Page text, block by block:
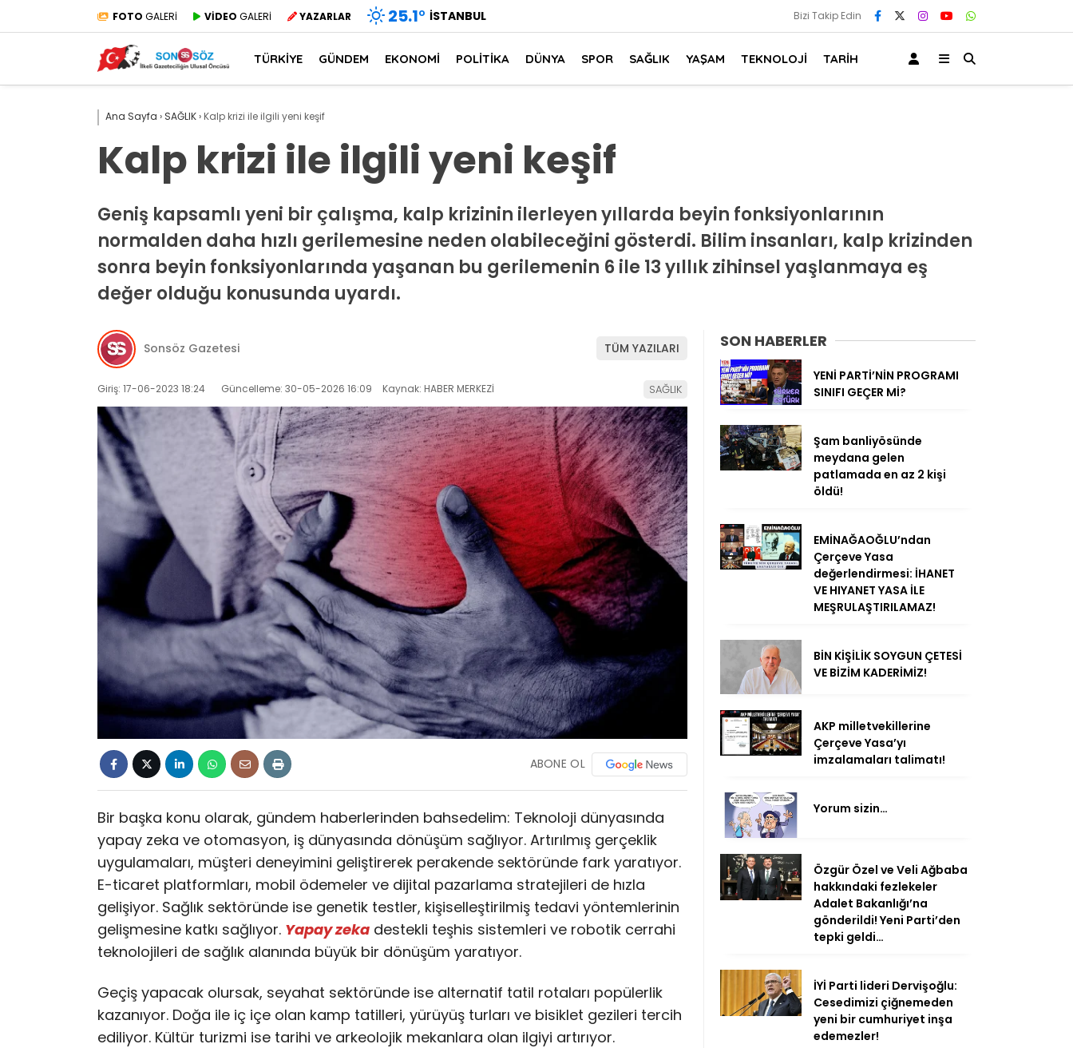
FOTO GALERİ VİDEO GALERİ YAZARLAR 25.1° İSTANBUL Bizi Takip Edin
TÜRKİYE GÜNDEM EKONOMİ POLİTİKA DÜNYA SPOR SAĞLIK YAŞAM TEKNOLOJİ TARİH
Ana Sayfa › SAĞLIK› Kalp krizi ile ilgili yeni keşif
Kalp krizi ile ilgili yeni keşif
Geniş kapsamlı yeni bir çalışma, kalp krizinin ilerleyen yıllarda beyin fonksiyonlarının
normalden daha hızlı gerilemesine neden olabileceğini gösterdi. Bilim insanları, kalp krizinden
sonra beyin fonksiyonlarında yaşanan bu gerilemenin 6 ile 13 yıllık zihinsel yaşlanmaya eş
değer olduğu konusunda uyardı.
Sonsöz Gazetesi TÜM YAZILARI
Giriş: 17-06-2023 18:24 Güncelleme: 30-05-2026 16:09 Kaynak: HABER MERKEZİ SAĞLIK
ABONE OL
Bir başka konu olarak, gündem haberlerinden bahsedelim: Teknoloji dünyasında
yapay zeka ve otomasyon, iş dünyasında dönüşüm sağlıyor. Artırılmış gerçeklik
uygulamaları, müşteri deneyimini geliştirerek perakende sektöründe fark yaratıyor.
E-ticaret platformları, mobil ödemeler ve dijital pazarlama stratejileri de hızla
gelişiyor. Sağlık sektöründe ise genetik testler, kişiselleştirilmiş tedavi yöntemlerinin
gelişmesine katkı sağlıyor. Yapay zeka destekli teşhis sistemleri ve robotik cerrahi
teknolojileri de sağlık alanında büyük bir dönüşüm yaratıyor.
Geçiş yapacak olursak, seyahat sektöründe ise alternatif tatil rotaları popülerlik
kazanıyor. Doğa ile iç içe olan kamp tatilleri, yürüyüş turları ve bisiklet gezileri tercih
ediliyor. Kültür turizmi ise tarihi ve arkeolojik mekanlara olan ilgiyi artırıyor.
SON HABERLER
YENİ PARTİ’NİN PROGRAMI
SINIFI GEÇER Mİ?
Şam banliyösünde
meydana gelen
patlamada en az 2 kişi
öldü!
EMİNAĞAOĞLU’ndan
Çerçeve Yasa
değerlendirmesi: İHANET
VE HIYANET YASA İLE
MEŞRULAŞTIRILAMAZ!
BİN KİŞİLİK SOYGUN ÇETESİ
VE BİZİM KADERİMİZ!
AKP milletvekillerine
Çerçeve Yasa’yı
imzalamaları talimatı!
Yorum sizin…
Özgür Özel ve Veli Ağbaba
hakkındaki fezlekeler
Adalet Bakanlığı’na
gönderildi! Yeni Parti’den
tepki geldi…
İYİ Parti lideri Dervişoğlu:
Cesedimizi çiğnemeden
yeni bir cumhuriyet inşa
edemezler!